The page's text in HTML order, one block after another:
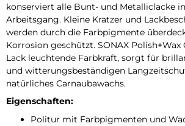
konserviert alle Bunt- und Metalliclacke
Arbeitsgang. Kleine Kratzer und
werden durch die Farbpigmente
Korrosion geschützt. SONAX
Lack leuchtende Farbkraft, sorgt für
und witterungsbeständigen
natürliches Carnaubawachs.
Eigenschaften:
Politur mit Farbpigmenten und